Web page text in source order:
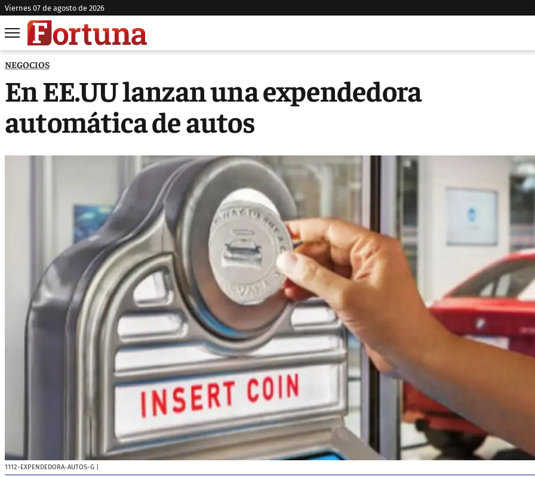
viernes 07 de agosto de 2026
NEGOCIOS
En EE.UU lanzan una expendedora
automática de autos
1112-EXPENDEDORA-AUTOS-G